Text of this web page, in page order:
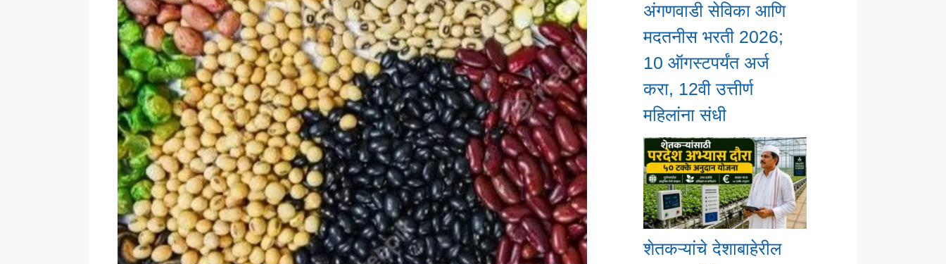
अंगणवाडी सेविका आणि
मदतनीस भरती 2026;
10 ऑगस्टपर्यंत अर्ज
करा, 12वी उत्तीर्ण
महिलांना संधी
शेतकऱ्यांचे देशाबाहेरील